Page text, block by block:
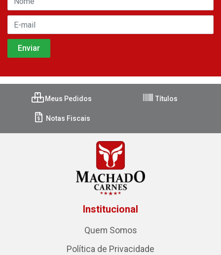
Meus Pedidos Títulos
Notas Fiscais
Institucional
Quem Somos
Política de Privacidade